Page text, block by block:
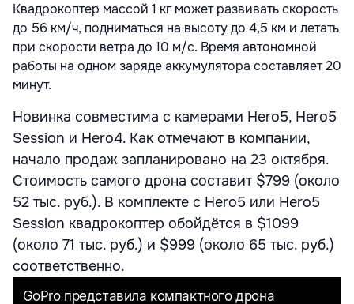
Квадрокоптер массой 1 кг может развивать скорость
до 56 км/ч, подниматься на высоту до 4,5 км и летать
при скорости ветра до 10 м/с. Время автономной
работы на одном заряде аккумулятора составляет 20
минут.
Новинка совместима с камерами Hero5, Hero5
Session и Hero4. Как отмечают в компании,
начало продаж запланировано на 23 октября.
Стоимость самого дрона составит $799 (около
52 тыс. руб.). В комплекте с Hero5 или Hero5
Session квадрокоптер обойдётся в $1099
(около 71 тыс. руб.) и $999 (около 65 тыс. руб.)
соответственно.